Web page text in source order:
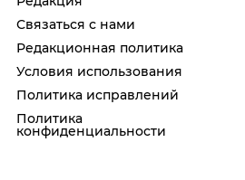
Связаться с нами
Редакционная политика
Условия использования
Политика исправлений
Политика
конфиденциальности